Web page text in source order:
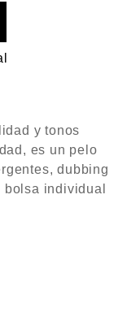
y tonos
es un pelo
dubbing
individual